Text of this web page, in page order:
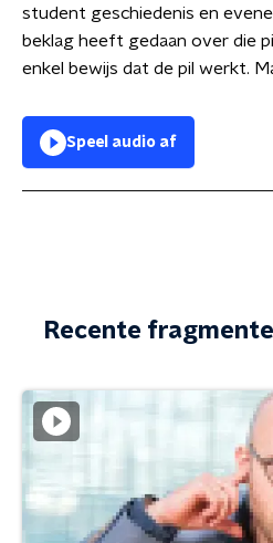
student geschiedenis en
beklag heeft gedaan over die
enkel bewijs dat de pil werkt.
Speel audio af
Recente